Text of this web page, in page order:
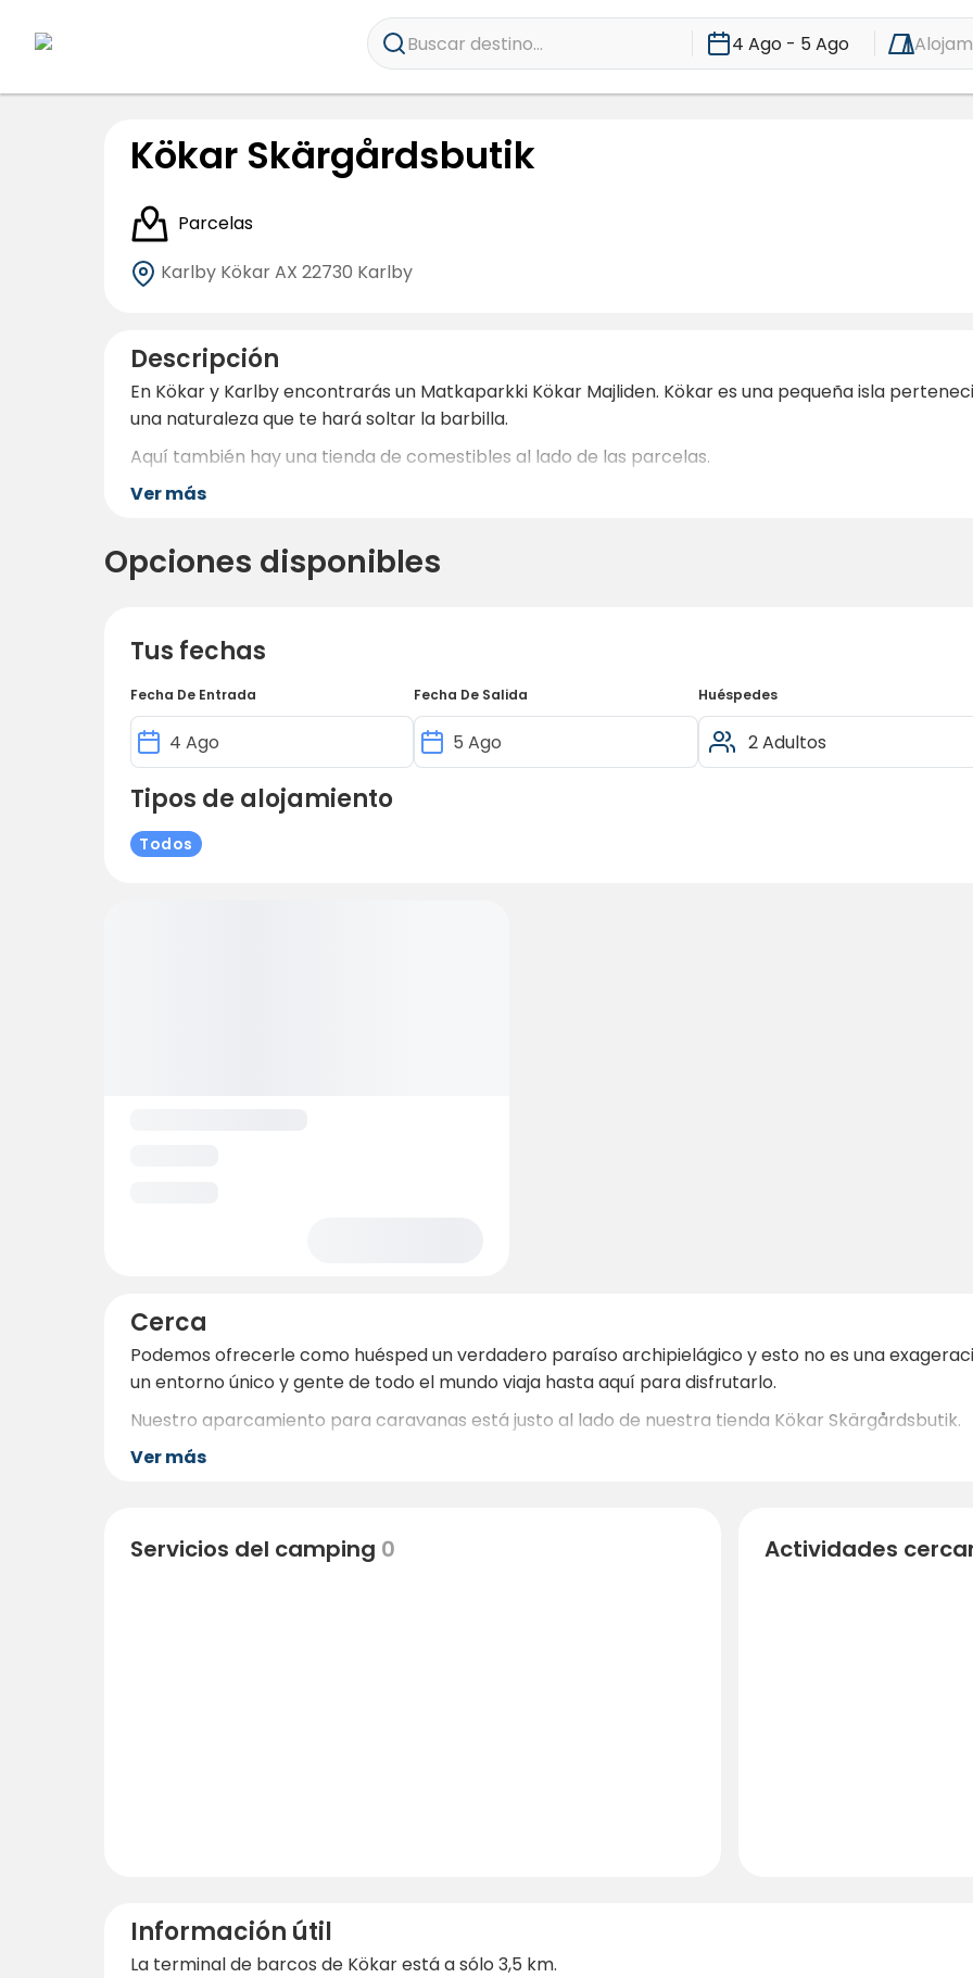
Buscar destino... 4 Ago - 5 Ago
Kökar Skärgårdsbutik
Parcelas
Karlby Kökar AX 22730 Karlby
Descripción
En Kökar y Karlby encontrarás un Matkaparkki Kökar Majliden. Kökar es una pequeña isla
una naturaleza que te hará soltar la barbilla.
Aquí también hay una tienda de comestibles al lado de las parcelas.
Ver más
Opciones disponibles
Tus fechas
Fecha De Entrada Fecha De Salida Huéspedes
Tipos de alojamiento
Todos
Cerca
Podemos ofrecerle como huésped un verdadero paraíso archipielágico y esto no es una
un entorno único y gente de todo el mundo viaja hasta aquí para disfrutarlo.
Nuestro aparcamiento para caravanas está justo al lado de nuestra tienda Kökar Skärgårdsbutik.
Ver más
Servicios del camping 0 Actividades
Información útil
La terminal de barcos de Kökar está a sólo 3,5 km.